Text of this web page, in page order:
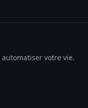
votre vie.